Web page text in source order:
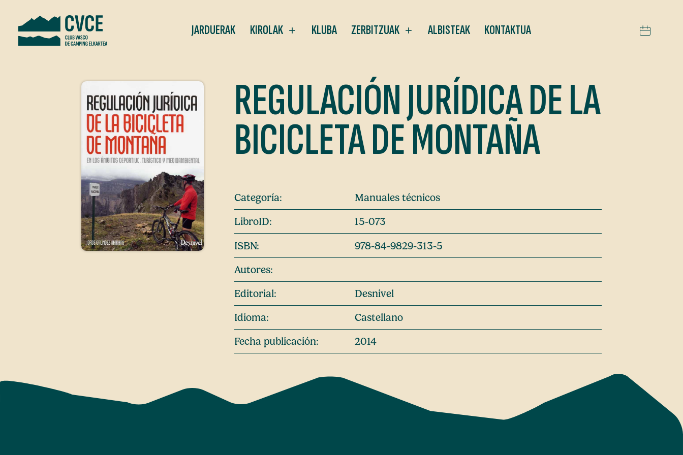
JARDUERAK KIROLAK KLUBA ZERBITZUAK ALBISTEAK KONTAKTUA
REGULACIÓN JURÍDICA DE LA
BICICLETA DE MONTAÑA
Categoría:
Manuales técnicos
LibroID:
15-073
ISBN:
978-84-9829-313-5
Autores:
Editorial:
Desnivel
Idioma:
Castellano
Fecha publicación:
2014